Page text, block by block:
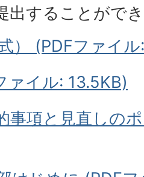
出することがで
） (PDFファイ
ァイル: 13.5KB)
事項と見直しの